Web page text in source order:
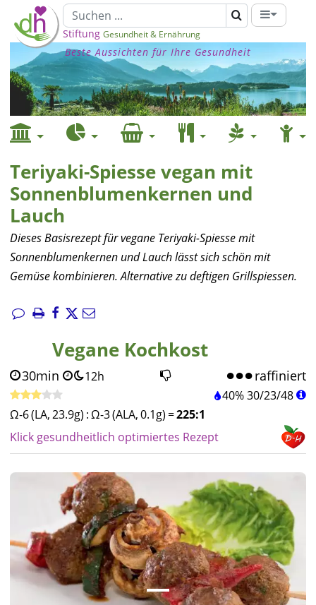
Stiftung Gesundheit & Ernährung
Beste Aussichten für Ihre Gesundheit
Teriyaki-Spiesse vegan mit
Sonnenblumenkernen und
Lauch
Dieses Basisrezept für vegane Teriyaki-Spiesse mit
Sonnenblumenkernen und Lauch lässt sich schön mit
Gemüse kombinieren. Alternative zu deftigen Grillspiessen.
Vegane Kochkost
30min 12h raffiniert
40%30/23/48
Ω-6 (LA, 23.9g) :Ω-3 (ALA, 0.1g) =225:1
Klick gesundheitlich optimiertes Rezept